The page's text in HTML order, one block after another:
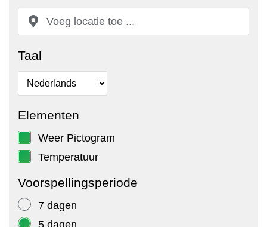
Taal
Elementen
Weer Pictogram
Temperatuur
Voorspellingsperiode
7 dagen
5 dagen